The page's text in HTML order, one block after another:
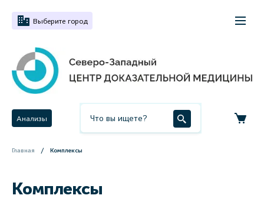
Выберите город
Анализы
Главная Комплексы
Комплексы